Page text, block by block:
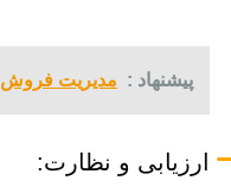
پیشنهاد : مدیریت فروش
ارزیابی و نظارت: